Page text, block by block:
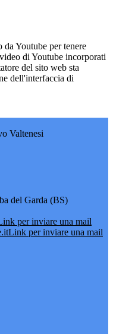
da Youtube per tenere
di Youtube incorporati
del sito web sta
dell'interfaccia di
Valtenesi
del Garda (BS)
per inviare una mail
Link per inviare una mail